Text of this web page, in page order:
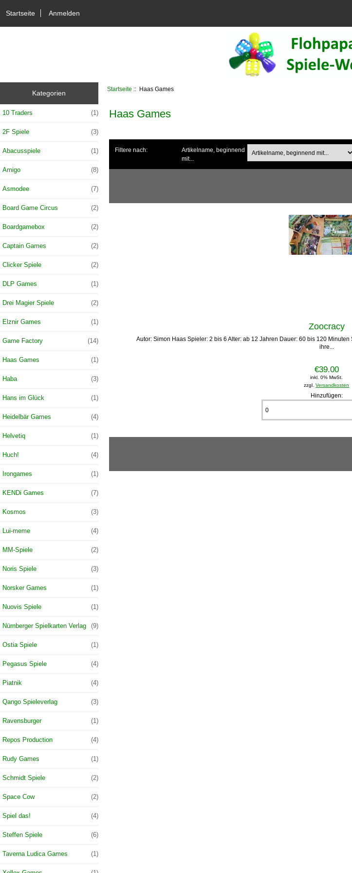
Startseite Anmelden
Kategorien
10 Traders (1)
2F Spiele (3)
Abacusspiele (1)
Amigo (8)
Asmodee (7)
Board Game Circus (2)
Boardgamebox (2)
Captain Games (2)
Clicker Spiele (2)
DLP Games (1)
Drei Magier Spiele (2)
Elznir Games (1)
Game Factory (14)
Haas Games (1)
Haba (3)
Hans im Glück (1)
Heidelbär Games (4)
Helvetiq (1)
Huch! (4)
Irongames (1)
KENDi Games (7)
Kosmos (3)
Lui-meme (4)
MM-Spiele (2)
Noris Spiele (3)
Norsker Games (1)
Nuovis Spiele (1)
Nürnberger Spielkarten Verlag (9)
Ostia Spiele (1)
Pegasus Spiele (4)
Piatnik (4)
Qango Spieleverlag (3)
Ravensburger (1)
Repos Production (4)
Rudy Games (1)
Schmidt Spiele (2)
Space Cow (2)
Spiel das! (4)
Steffen Spiele (6)
Taverna Ludica Games (1)
Startseite :: Haas Games
Haas Games
Filtere nach:
Artikelname, beginnend
mit...
Zoocracy
Autor: Simon Haas Spieler: 2 bis 6 Alter: ab 12 Jahren Dauer: 60 bis 120
ihre...
€39.00
inkl. 0% MwSt.
zzgl.Versandkosten
Hinzufügen: